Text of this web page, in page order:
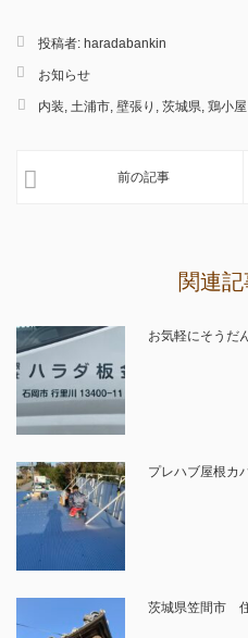
投稿者: haradabankin
お知らせ
内装 土浦市 壁張り 茨城県 鶏小屋
前の記事
関連
お気軽にそうだ
プレハブ屋根カ
茨城県笠間市